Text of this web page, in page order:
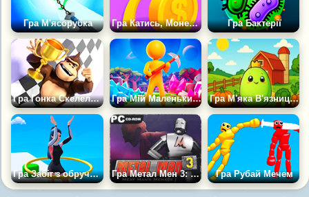
Гра М'ясорубка Гра Катись, Монетка Гра Бактерії
Гра Гонка Скелелазів Гра Мій Маленький Всесвіт Гра М'яка В'язниця: Втечи Від Королів
Гра Забіг з обручами Гра Метал Мен 3: Загроза Мітмена Гра Рубай Мечем